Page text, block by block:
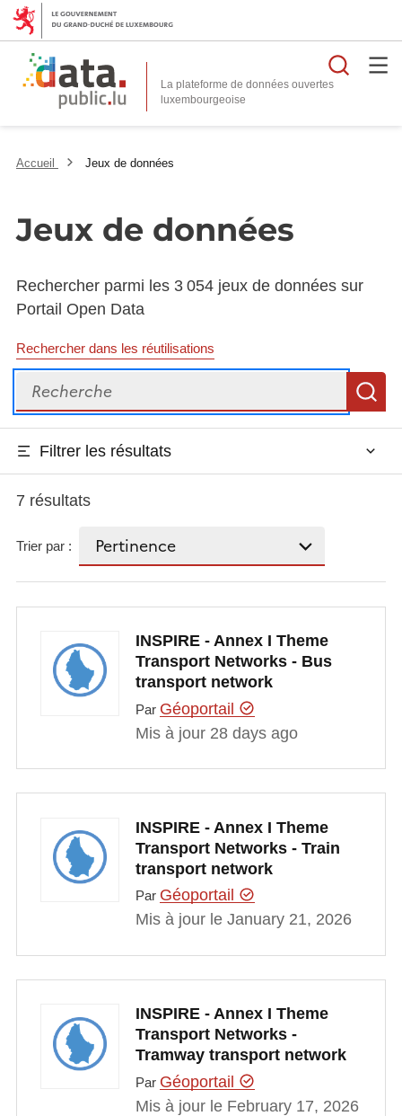
La plateforme de données ouvertes
Accueil Jeux de données
Jeux de données
Rechercher parmi les 3 054 jeux de données sur
Portail Open Data
Rechercher dans les réutilisations
Recherche
Filtrer les résultats
7 résultats
Trier par :
INSPIRE - Annex I Theme
Transport Networks - Bus
transport network
Par Géoportail
Mis à jour 28 days ago
INSPIRE - Annex I Theme
Transport Networks - Train
transport network
Par Géoportail
Mis à jour le January 21, 2026
INSPIRE - Annex I Theme
Transport Networks -
Tramway transport network
Par Géoportail
Mis à jour le February 17, 2026